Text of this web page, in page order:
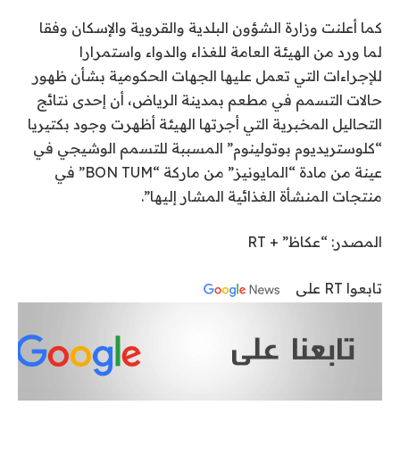
كما أعلنت وزارة الشؤون البلدية والقروية والإسكان وفقا
لما ورد من الهيئة العامة للغذاء والدواء واستمرارا
للإجراءات التي تعمل عليها الجهات الحكومية بشأن ظهور
حالات التسمم في مطعم بمدينة الرياض، أن إحدى نتائج
التحاليل المخبرية التي أجرتها الهيئة أظهرت وجود بكتيريا
“كلوستريديوم بوتولينوم” المسببة للتسمم الوشيجي في
عينة من مادة “المايونيز” من ماركة “BON TUM” في
منتجات المنشأة الغذائية المشار إليها”.
المصدر: “عكاظ” + RT
تابعوا RT على